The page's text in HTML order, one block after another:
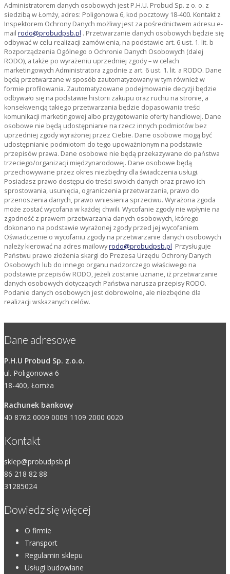
Administratorem danych osobowych jest P.H.U. Probud Sp. z o. o. z
siedzibą w Łomży, adres: Poligonowa 6, kod pocztowy 18-400. Kontakt z
Inspektorem Ochrony Danych możliwy jest za pośrednictwem adresu e-
mail rodo@probudpsb.pl . Przetwarzanie danych osobowych będzie się
odbywać w celu realizacji zamówienia, na podstawie art. 6 ust. 1. lit. b
Rozporządzenia Ogólnego o Ochronie Danych Osobowych (dalej
RODO), a także po wyrażeniu uprzedniej zgody – w celach
marketingowych Administratora zgodnie z art. 6 ust. 1. lit. a RODO. Dane
będą przetwarzane w sposób zautomatyzowany w tym również w
formie profilowania. Zautomatyzowane podejmowanie decyzji będzie
odbywało się na podstawie historii zakupu oraz ruchu na stronie, a
konsekwencją takiego przetwarzania będzie dopasowania treści
komunikacji marketingowej albo przygotowanie oferty handlowej. Dane
osobowe nie będą udostępnianie na rzecz innych podmiotów bez
uprzedniej zgody wyrażonej przez Ciebie. Dane osobowe mogą być
udostępnianie podmiotom do tego upoważnionym na podstawie
przepisów prawa. Dane osobowe nie będą przekazywane do państwa
trzeciego/organizacji międzynarodowej. Dane osobowe będą
przechowywane przez okres niezbędny dla świadczenia usługi.
Posiadasz prawo dostępu do treści swoich danych oraz prawo ich
sprostowania, usunięcia, ograniczenia przetwarzania, prawo do
przenoszenia danych, prawo wniesienia sprzeciwu. Wyrażona zgoda
może zostać wycofana w każdej chwili. Wycofanie zgody nie wpłynie na
zgodność z prawem przetwarzania danych osobowych, którego
dokonano na podstawie wyrażonej zgody przed jej wycofaniem.
Oświadczenie o wycofaniu zgody na przetwarzanie danych osobowych
należy kierować na adres mailowyrodo@probudpsb.pl Przysługuje
Państwu prawo złożenia skargi do Prezesa Urzędu Ochrony Danych
Osobowych lub do innego organu nadzorczego właściwego na
podstawie przepisów RODO, jeżeli zostanie uznane, iż przetwarzanie
danych osobowych dotyczących Państwa narusza przepisy RODO.
Podanie danych osobowych jest dobrowolne, ale niezbędne dla
realizacji wskazanych celów.
Dane adresowe
P.H.U Probud Sp. z.o.o.
ul. Poligonowa 6
18-400, Łomża
Rachunek bankowy
40 8762 0009 0009 1109 2000 0020
Kontakt
sklep@probudpsb.pl
86 218 82 88
31285024
Dowiedz się więcej
O firmie
Transport
Regulamin sklepu
Usługi budowlane